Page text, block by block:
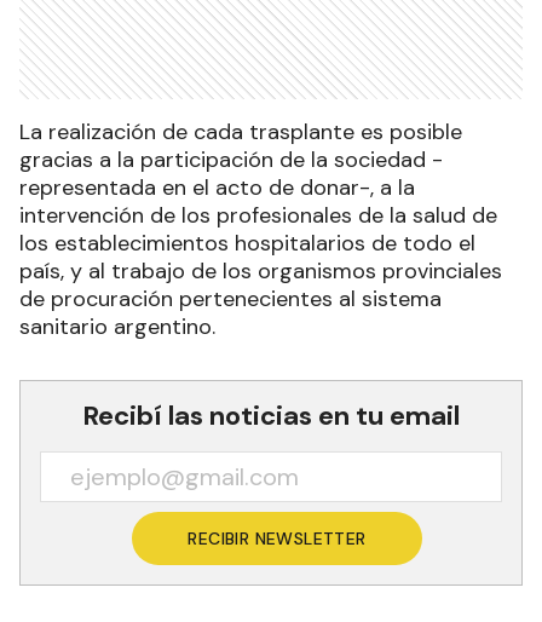
La realización de cada trasplante es posible
gracias a la participación de la sociedad -
representada en el acto de donar-, a la
intervención de los profesionales de la salud de
los establecimientos hospitalarios de todo el
país, y al trabajo de los organismos provinciales
de procuración pertenecientes al sistema
sanitario argentino.
Recibí las noticias en tu email
RECIBIR NEWSLETTER